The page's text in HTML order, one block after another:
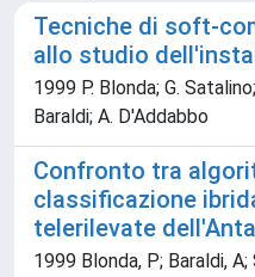
Tecniche di soft-
allo studio
1999 P. Blonda; G.
Baraldi; A. D'Addabbo
Confronto tra
classificazione
telerilevate
1999 Blonda, P; Baraldi,